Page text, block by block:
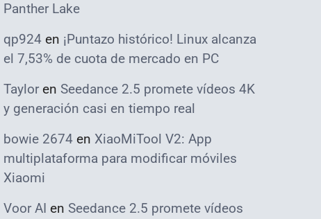
Panther Lake
qp924 en ¡Puntazo histórico! Linux alcanza
el 7,53% de cuota de mercado en PC
Taylor en Seedance 2.5 promete vídeos 4K
y generación casi en tiempo real
bowie 2674 en XiaoMiTool V2: App
multiplataforma para modificar móviles
Xiaomi
Voor AI en Seedance 2.5 promete vídeos